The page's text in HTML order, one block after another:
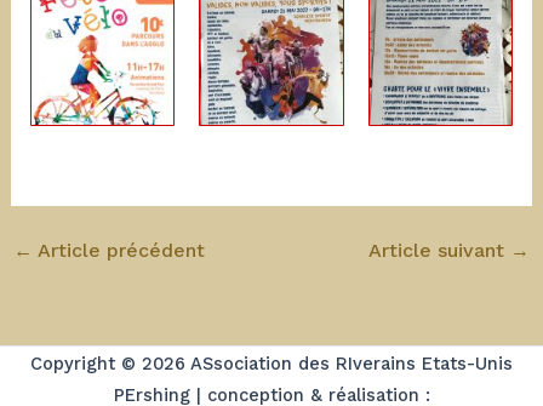
← Article précédent Article suivant →
Copyright © 2026 ASsociation des RIverains Etats-Unis
PErshing | conception & réalisation :